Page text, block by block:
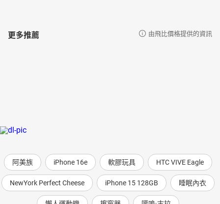
更多推薦 由飛比價格提供的資訊
阿美族 iPhone 16e 軟膠玩具 HTC VIVE Eagle
NewYork Perfect Cheese iPhone 15 128GB 睡眠內衣